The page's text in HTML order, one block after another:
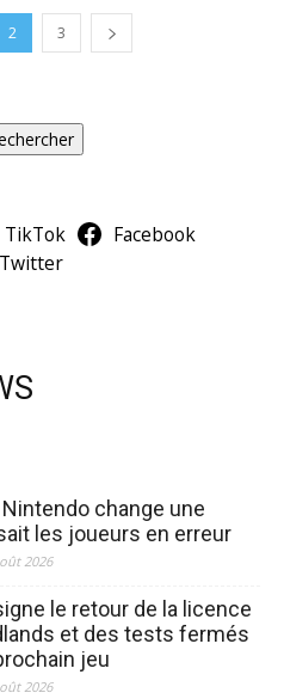
2 3
TikTok
Facebook
Twitter
change une
les joueurs en erreur
2026
le retour de la licence
et des tests fermés
jeu
2026